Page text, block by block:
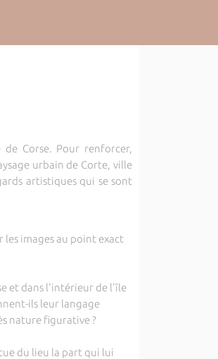
Corse. Pour renforcer,
urbain de Corte, ville
artistiques qui se sont
images au point exact
et dans l'intérieur de l'île
ils leur langage
nature figurative ?
du lieu la part qui lui